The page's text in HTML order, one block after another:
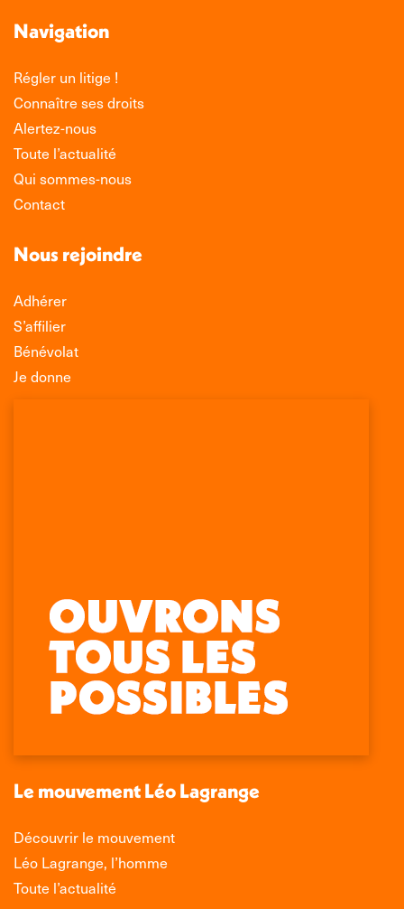
Navigation
Régler un litige !
Connaître ses droits
Alertez-nous
Toute l’actualité
Qui sommes-nous
Contact
Nous rejoindre
Adhérer
S’affilier
Bénévolat
Je donne
Retrouvez-nous sur :
Facebook
s'ouvre
une
fenêtre
La
page
X
s'ouvre
une
fenêtre
La
page
LinkedIn
s'ouvre
une
fenêtre
La
page
Instagram
s'ouvre
une
nouvelle
fenêtre
Le mouvement Léo Lagrange
Découvrir le mouvement
Léo Lagrange, l’homme
Toute l’actualité